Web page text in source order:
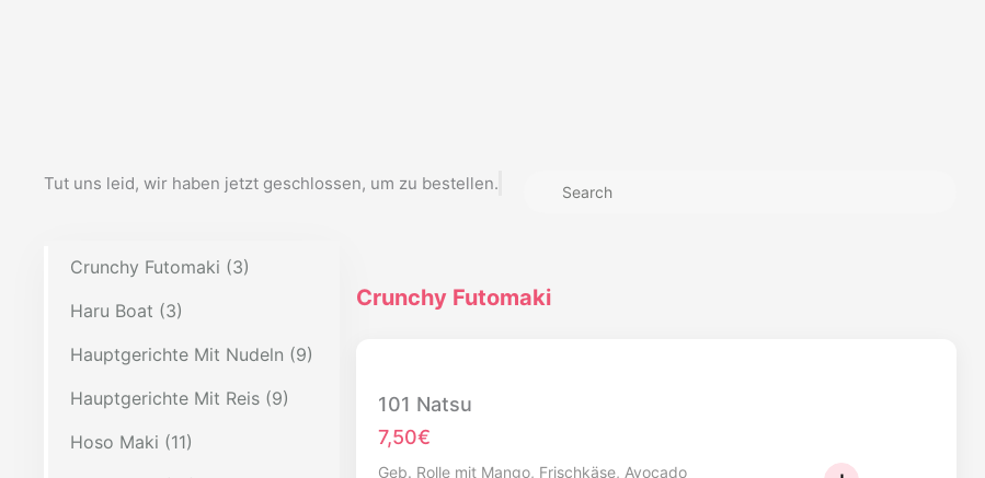
Tut uns leid, wir haben jetzt geschlossen, um zu bestellen.
Crunchy Futomaki (3)
Haru Boat (3)
Hauptgerichte Mit Nudeln (9)
Hauptgerichte Mit Reis (9)
Hoso Maki (11)
Crunchy Futomaki
101 Natsu
7,50€
Geb. Rolle mit Mango, Frischkäse, Avocado